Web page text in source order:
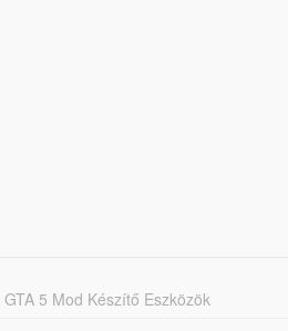
GTA 5 Mod Készítő Eszközök